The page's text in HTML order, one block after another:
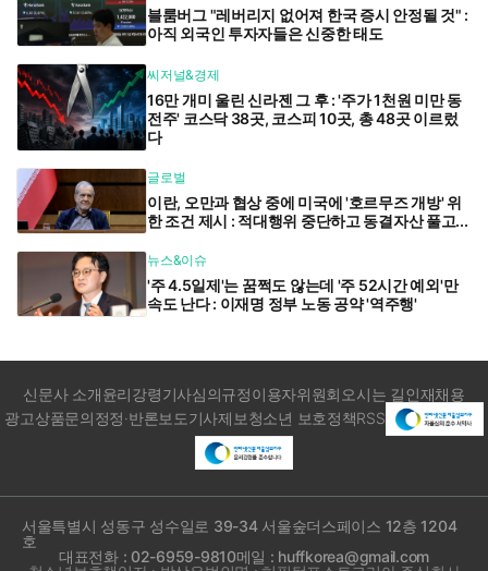
블룸버그 "레버리지 없어져 한국 증시 안정될 것" :
아직 외국인 투자자들은 신중한 태도
씨저널&경제
16만 개미 울린 신라젠 그 후 : '주가 1천원 미만 동
전주' 코스닥 38곳, 코스피 10곳, 총 48곳 이르렀
다
글로벌
이란, 오만과 협상 중에 미국에 '호르무즈 개방' 위
한 조건 제시 : 적대행위 중단하고 동결자산 풀고...
뉴스&이슈
'주 4.5일제'는 꿈쩍도 않는데 '주 52시간 예외'만
속도 난다 : 이재명 정부 노동 공약 '역주행'
신문사 소개윤리강령기사심의규정이용자위원회 오시는 길인재채용
광고상품문의정정·반론보도기사제보청소년 보호정책RSS
서울특별시 성동구 성수일로 39-34 서울숲더스페이스 12층 1204
호
대표전화 : 02-6959-9810메일 : huffkorea@gmail.com